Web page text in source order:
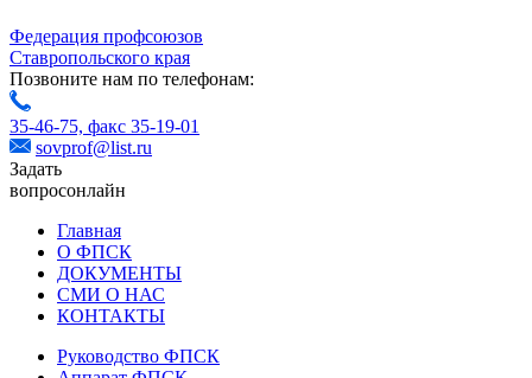
Федерация профсоюзов
Ставропольского края
Позвоните нам по телефонам:
35-46-75, факс 35-19-01
sovprof@list.ru
Задать
вопросонлайн
Главная
О ФПСК
ДОКУМЕНТЫ
СМИ О НАС
КОНТАКТЫ
Руководство ФПСК